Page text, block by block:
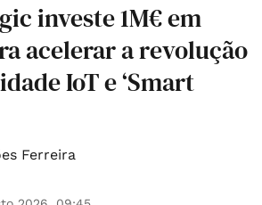
investe 1M€ em
acelerar a revolução
IoT e ‘Smart
Ferreira